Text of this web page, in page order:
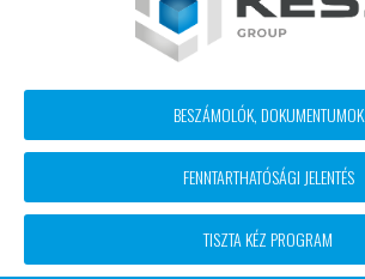
block
menü
BESZÁMOLÓK, DOKUMENTUMOK
FENNTARTHATÓSÁGI JELENTÉS
TISZTA KÉZ PROGRAM